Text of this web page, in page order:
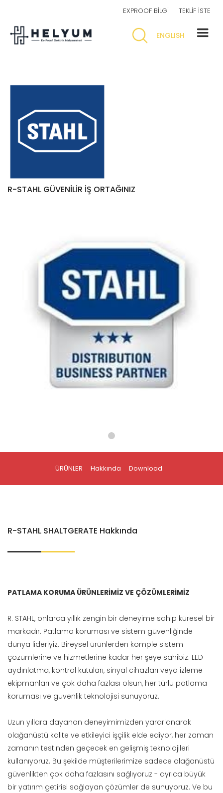
TEKLİF İSTE
EXPROOF BİLGİ
ENGLISH
R-STAHL GÜVENİLİR İŞ ORTAĞINIZ
ÜRÜNLER Hakkında Download
R-STAHL SHALTGERATE Hakkında
PATLAMA KORUMA ÜRÜNLERİMİZ VE ÇÖZÜMLERİMİZ
R. STAHL, onlarca yıllık zengin bir deneyime sahip küresel bir
markadır. Patlama koruması ve sistem güvenliğinde
dünya lideriyiz. Bireysel ürünlerden komple sistem
çözümlerine ve hizmetlerine kadar her şeye sahibiz: LED
aydınlatma, kontrol kutuları, sinyal cihazları veya izleme
ekipmanları ve çok daha fazlası olsun, her türlü patlama
koruması ve güvenlik teknolojisi sunuyoruz.
Uzun yıllara dayanan deneyimimizden yararlanarak
olağanüstü kalite ve etkileyici işçilik elde ediyor, her zaman
zamanın testinden geçecek en gelişmiş teknolojileri
kullanıyoruz. Bu şekilde müşterilerimize sadece olağanüstü
güvenlikten çok daha fazlasını sağlıyoruz - ayrıca büyük
bir yatırım getirisi sağlayan çözümler de sunuyoruz. Ve bu